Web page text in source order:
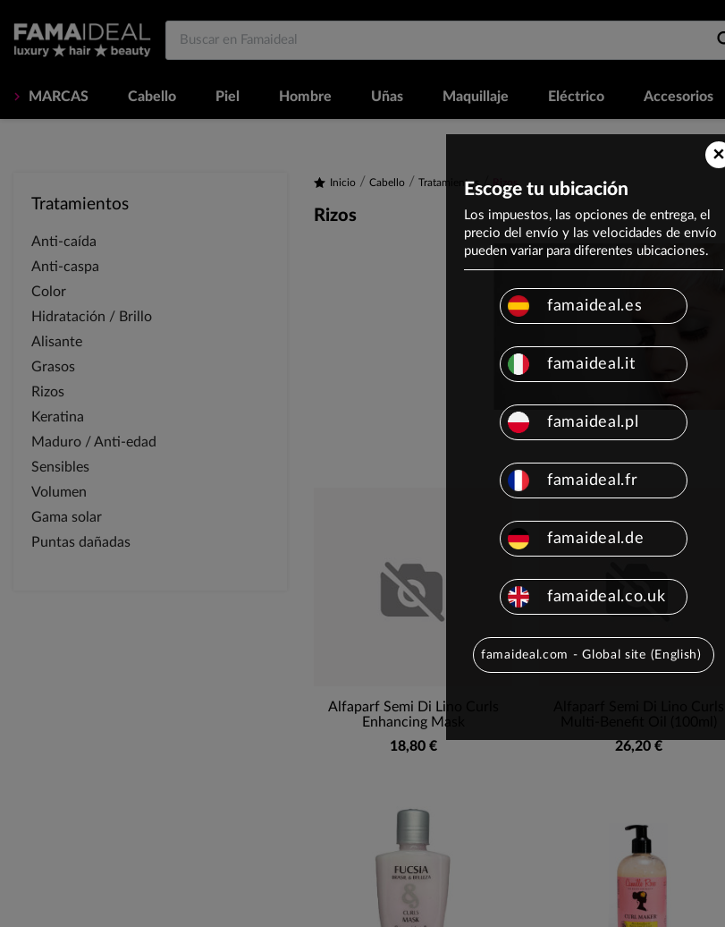
MARCAS Cabello Piel Hombre Uñas Maquillaje Eléctrico Accesorios
Tratamientos
Anti-caída
Anti-caspa
Color
Hidratación / Brillo
Alisante
Grasos
Rizos
Keratina
Maduro / Anti-edad
Sensibles
Volumen
Gama solar
Puntas dañadas
Inicio Cabello Tratamientos
Rizos
Alfaparf Semi Di Lino Curls
Enhancing Mask
18,80 €
26,20 €
×
Escoge tu ubicación
Los impuestos, las opciones de entrega, el
precio del envío y las velocidades de envío
pueden variar para diferentes ubicaciones.
famaideal.es
famaideal.it
famaideal.pl
famaideal.fr
famaideal.de
famaideal.co.uk
famaideal.com - Global site (English)